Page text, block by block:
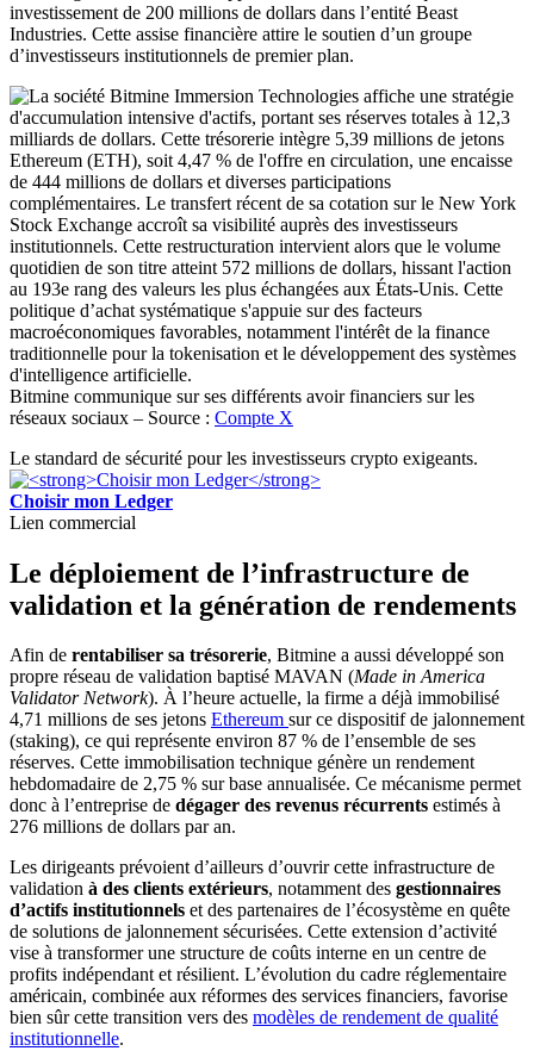
investissement de 200 millions de dollars dans l’entité Beast
Industries. Cette assise financière attire le soutien d’un groupe
d’investisseurs institutionnels de premier plan.
Bitmine communique sur ses différents avoir financiers sur les
réseaux sociaux – Source : Compte X
Le standard de sécurité pour les investisseurs crypto exigeants.
Choisir mon Ledger
Lien commercial
Le déploiement de l’infrastructure de
validation et la génération de rendements
Afin de rentabiliser sa trésorerie, Bitmine a aussi développé son
propre réseau de validation baptisé MAVAN (Made in America
Validator Network). À l’heure actuelle, la firme a déjà immobilisé
4,71 millions de ses jetons Ethereum sur ce dispositif de jalonnement
(staking), ce qui représente environ 87 % de l’ensemble de ses
réserves. Cette immobilisation technique génère un rendement
hebdomadaire de 2,75 % sur base annualisée. Ce mécanisme permet
donc à l’entreprise de dégager des revenus récurrents estimés à
276 millions de dollars par an.
Les dirigeants prévoient d’ailleurs d’ouvrir cette infrastructure de
validation à des clients extérieurs, notamment des gestionnaires
d’actifs institutionnels et des partenaires de l’écosystème en quête
de solutions de jalonnement sécurisées. Cette extension d’activité
vise à transformer une structure de coûts interne en un centre de
profits indépendant et résilient. L’évolution du cadre réglementaire
américain, combinée aux réformes des services financiers, favorise
bien sûr cette transition vers des modèles de rendement de qualité
institutionnelle.